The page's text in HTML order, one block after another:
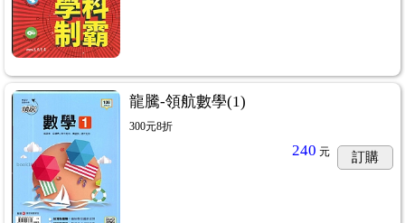
龍騰-領航數學(1)
300元8折
240 元 訂購